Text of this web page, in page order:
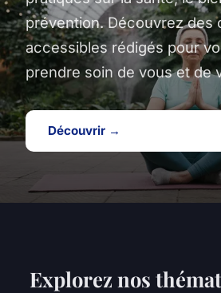
prévention. Découvrez des
accessibles rédigés pour
prendre soin de vous et de
Découvrir →
Explorez nos